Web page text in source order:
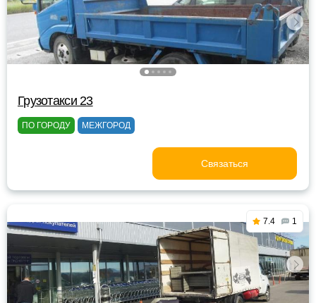
Грузотакси 23
ПО ГОРОДУ МЕЖГОРОД
Связаться
7.4 1